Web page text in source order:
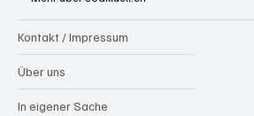
Kontakt / Impressum
Über uns
In eigener Sache